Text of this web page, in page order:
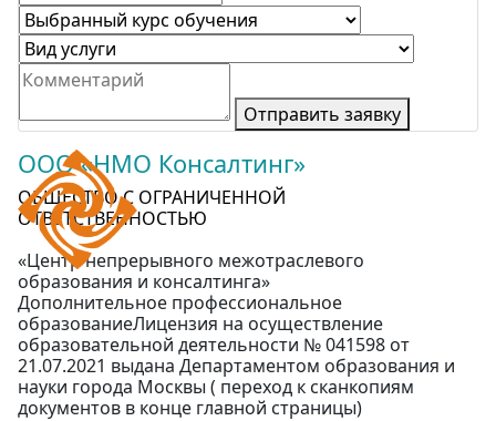
Отправить заявку
ООО «НМО Консалтинг»
ОБЩЕСТВО С ОГРАНИЧЕННОЙ
ОТВЕТСТВЕННОСТЬЮ
«Центр непрерывного межотраслевого
образования и консалтинга»
Дополнительное профессиональное
образованиеЛицензия на осуществление
образовательной деятельности № 041598 от
21.07.2021 выдана Департаментом образования и
науки города Москвы ( переход к сканкопиям
документов в конце главной страницы)